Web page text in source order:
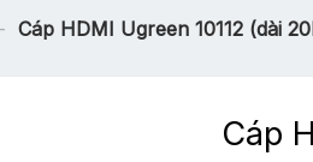
- Cáp HDMI Ugreen 10112 (dài
Cáp